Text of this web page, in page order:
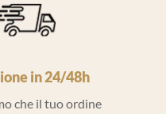
in 24/48h
che il tuo ordine